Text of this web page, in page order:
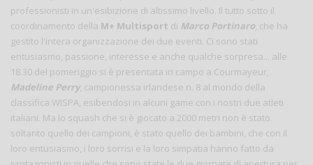
professionisti in un'esibizione di altissimo livello. Il tutto sotto il
coordinamento della M+ Multisport di Marco Portinaro, che ha
gestito l'intera organizzazione dei due eventi. Ci sono stati
entusiasmo, passione, interesse e anche qualche sorpresa... alle
18.30 del pomeriggio si è presentata in campo a Courmayeur,
Madeline Perry, campionessa irlandese n. 8 al mondo della
classifica WISPA, esibendosi in alcuni game con i nostri due atleti
italiani. Ma lo squash che si è giocato a 2000 metri non è stato
soltanto quello dei campioni, è stato quello dei bambini, che con il
loro entusiasmo, i loro sorrisi e la loro simpatia hanno fatto da